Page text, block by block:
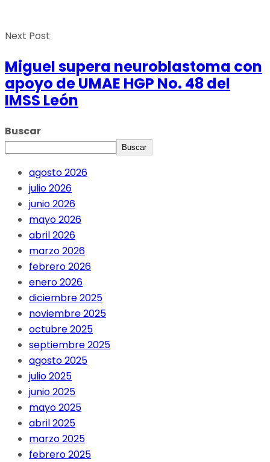
Next Post
Miguel supera neuroblastoma con
apoyo de UMAE HGP No. 48 del
IMSS León
Buscar
Buscar
agosto 2026
julio 2026
junio 2026
mayo 2026
abril 2026
marzo 2026
febrero 2026
enero 2026
diciembre 2025
noviembre 2025
octubre 2025
septiembre 2025
agosto 2025
julio 2025
junio 2025
mayo 2025
abril 2025
marzo 2025
febrero 2025